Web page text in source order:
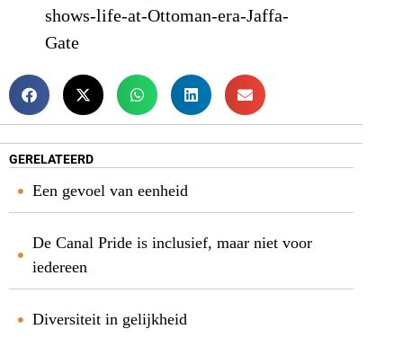
shows-life-at-Ottoman-era-Jaffa-
Gate
GERELATEERD
Een gevoel van eenheid
De Canal Pride is inclusief, maar niet voor
iedereen
Diversiteit in gelijkheid